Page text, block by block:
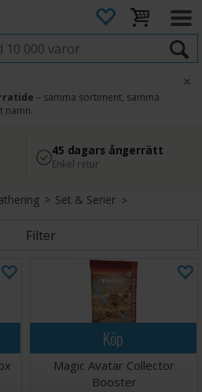
– samma sortiment, samma
namn.
×
Säker betalning
med Svea
45 dagars ångerrätt
Enkel retur
>Set & Serier
Filter
Köp
Magic Avatar Collector
Booster